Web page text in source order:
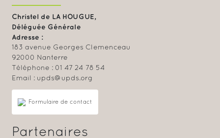
Christel de LA HOUGUE,
Déléguée Générale
Adresse :
183 avenue Georges Clemenceau
92000 Nanterre
Téléphone : 01 47 24 78 54
Email : upds@upds.org
Formulaire de contact
Partenaires